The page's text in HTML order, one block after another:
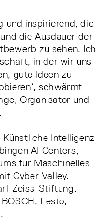
und inspirierend, die
die Ausdauer der
zu sehen. Ich
in der wir uns
gute Ideen zu
schwärmt
Organisator und
Intelligenz
AI Centers,
für Maschinelles
Cyber Valley.
Zeiss-Stiftung.
Festo,